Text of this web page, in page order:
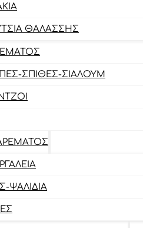
ΘΑΛΆΣΣΗΣ
ΣΠΊΘΕΣ-ΣΊΑΛΟΥΜ
ΨΑΛΊΔΙΑ